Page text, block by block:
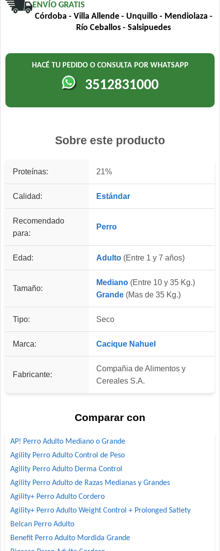
ENVÍO GRATIS
Córdoba - Villa Allende - Unquillo - Mendiolaza -
Río Ceballos - Salsipuedes
HACÉ TU PEDIDO O CONSULTA POR WHATSAPP
3512831000
Sobre este producto
Proteínas: 21%
Calidad: Estándar
Recomendado
para:
Perro
Edad: Adulto (Entre 1 y 7 años)
Tamaño:
Mediano (Entre 10 y 35 Kg.)
Grande (Mas de 35 Kg.)
Tipo: Seco
Marca: Cacique Nahuel
Fabricante:
Compañia de Alimentos y
Cereales S.A.
Comparar con
AP! Perro Adulto Mediano o Grande
Agility Perro Adulto Control de Peso
Agility Perro Adulto Derma Control
Agility Perro Adulto de Razas Medianas y Grandes
Agility+ Perro Adulto Cordero
Agility+ Perro Adulto Weight Control + Prolonged Satiety
Belcan Perro Adulto
Benefit Perro Adulto Mordida Grande